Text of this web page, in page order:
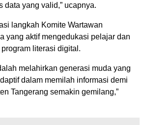
data yang valid,” ucapnya.
langkah Komite Wartawan
yang aktif mengedukasi pelajar dan
literasi digital.
melahirkan generasi muda yang
dalam memilah informasi demi
Tangerang semakin gemilang,”